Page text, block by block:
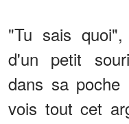
"Tu sais
d'un petit
dans sa
vois tout cet